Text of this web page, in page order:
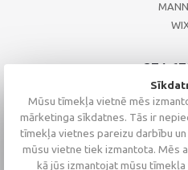
+371
+371
+371
Mūsu tīmekļa vietnē mēs
mārketinga sīkdatnes. Tās ir
tīmekļa vietnes pareizu darbību
mūsu vietne tiek izmantota. Mēs
kā jūs izmantojat mūsu